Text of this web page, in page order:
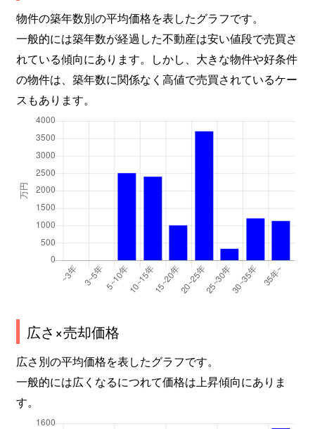
物件の築年数別の平均価格を表したグラフです。
一般的には築年数が経過した不動産は安い値段で売買さ
れている傾向にあります。しかし、大きな物件や好条件
の物件は、築年数に関係なく高値で売買されているケー
スもあります。
広さ×売却価格
広さ別の平均価格を表したグラフです。
一般的には広くなるにつれて価格は上昇傾向にありま
す。